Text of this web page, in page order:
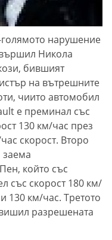
нарушение
Никола
бившият
на вътрешните
чиито автомобил
е преминал със
130 км/час през
скорост. Второ
заема
който със
със скорост 180 км/
130 км/час. Третото
разрешената